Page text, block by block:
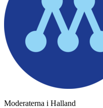
Moderaterna i Halland